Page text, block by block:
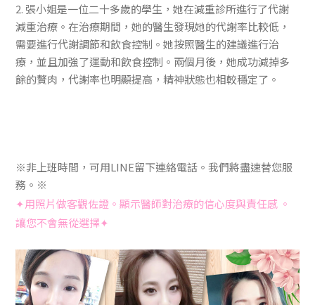
2. 張小姐是一位二十多歲的學生，她在減重診所進行了代謝
減重治療。在治療期間，她的醫生發現她的代謝率比較低，
需要進行代謝調節和飲食控制。她按照醫生的建議進行治
療，並且加強了運動和飲食控制。兩個月後，她成功減掉多
餘的贅肉，代謝率也明顯提高，精神狀態也相較穩定了。
※非上班時間，可用LINE留下連絡電話。我們將盡速替您服
務。※
✦用照片做客觀佐證。顯示醫師對治療的信心度與責任感 。
讓您不會無從選擇✦